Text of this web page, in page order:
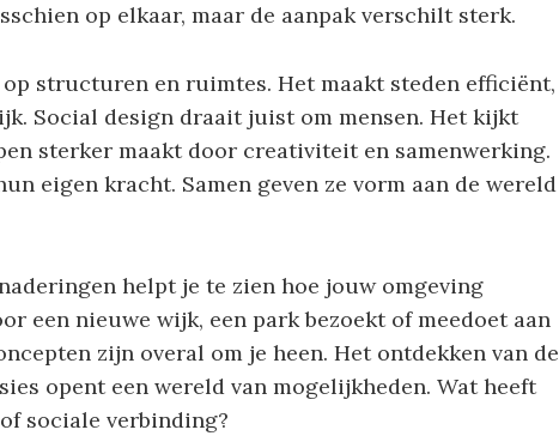
op elkaar, maar de aanpak verschilt sterk.
structuren en ruimtes. Het maakt steden efficiënt,
Social design draait juist om mensen. Het kijkt
sterker maakt door creativiteit en samenwerking.
eigen kracht. Samen geven ze vorm aan de wereld
helpt je te zien hoe jouw omgeving
een nieuwe wijk, een park bezoekt of meedoet aan
zijn overal om je heen. Het ontdekken van de
opent een wereld van mogelijkheden. Wat heeft
sociale verbinding?